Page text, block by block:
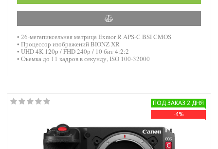
• 26-мегапиксельная матрица Exmor R APS-C BSI CMOS
• Процессор изображений BIONZ XR
• UHD 4K 120p / FHD 240p / 10 бит 4:2:2
• Съемка до 11 кадров в секунду, ISO 100-32000
ПОД ЗАКАЗ 2 ДНЯ
-4%